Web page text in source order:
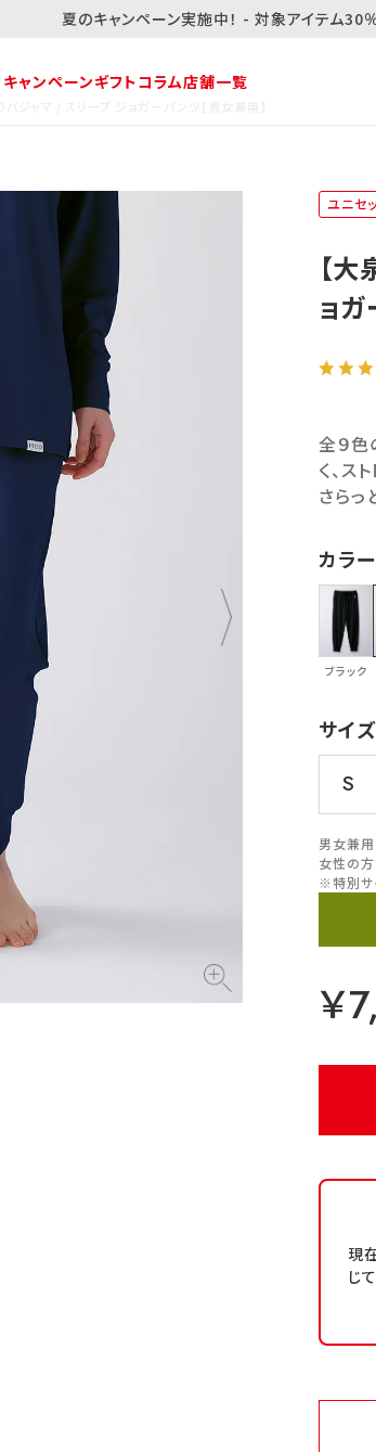
夏のキャンペーン実施中！ - 対象アイテム30
キャンペーンギフトコラム店舗一覧
ユニセ
【
ョガ
全９色
く、ス
さらっ
カラー
ブラック
サイズ
S
￥
男女兼用
女性の方
※特別サ
現
じ